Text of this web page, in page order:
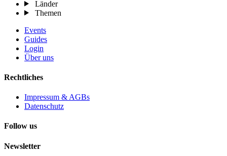
Länder
Themen
Events
Guides
Login
Über uns
Rechtliches
Impressum & AGBs
Datenschutz
Follow us
Newsletter